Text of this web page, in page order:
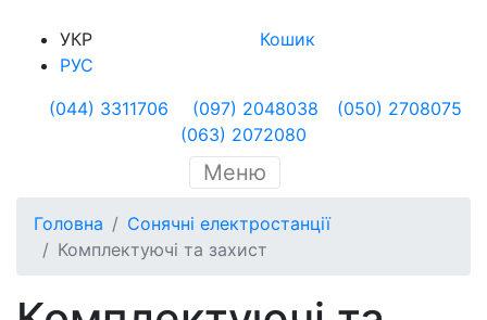
УКР
РУС
Кошик
(044) 3311706 (097) 2048038
(050) 2708075
(063) 2072080
Меню
Головна
Сонячні електростанції
Комплектуючі та захист